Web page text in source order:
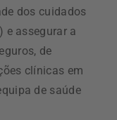
dos cuidados
e assegurar a
de
clínicas em
de saúde